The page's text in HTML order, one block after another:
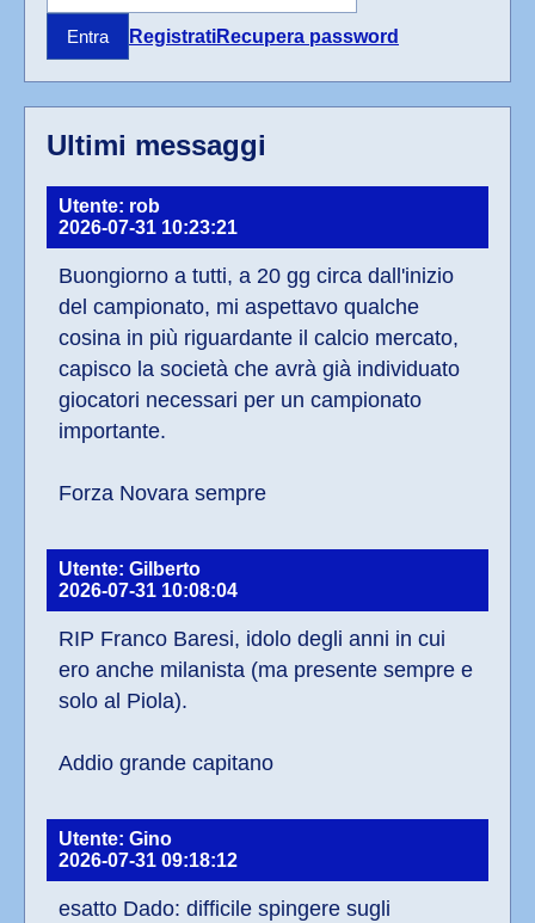
Entra RegistratiRecupera password
Ultimi messaggi
Utente: rob
2026-07-31 10:23:21
Buongiorno a tutti, a 20 gg circa dall'inizio
del campionato, mi aspettavo qualche
cosina in più riguardante il calcio mercato,
capisco la società che avrà già individuato
giocatori necessari per un campionato
importante.
Forza Novara sempre
Utente: Gilberto
2026-07-31 10:08:04
RIP Franco Baresi, idolo degli anni in cui
ero anche milanista (ma presente sempre e
solo al Piola).
Addio grande capitano
Utente: Gino
2026-07-31 09:18:12
esatto Dado: difficile spingere sugli